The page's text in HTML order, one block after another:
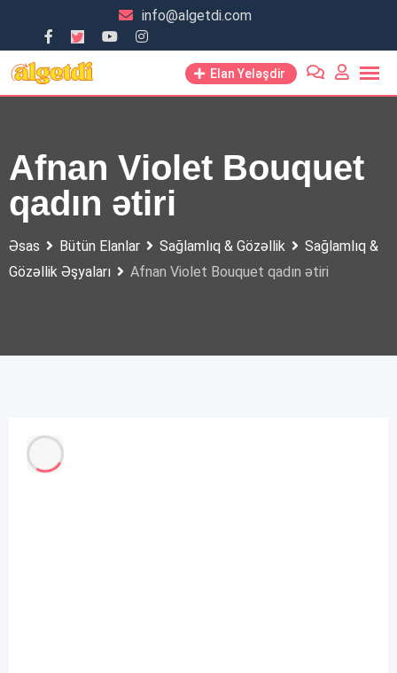
content
info@algetdi.com
Elan Yeləşdir
Afnan Violet Bouquet
qadın ətiri
Əsas Bütün Elanlar Sağlamlıq & Gözəllik
Sağlamlıq &
Gözəllik Əşyaları
Afnan Violet Bouquet qadın ətiri